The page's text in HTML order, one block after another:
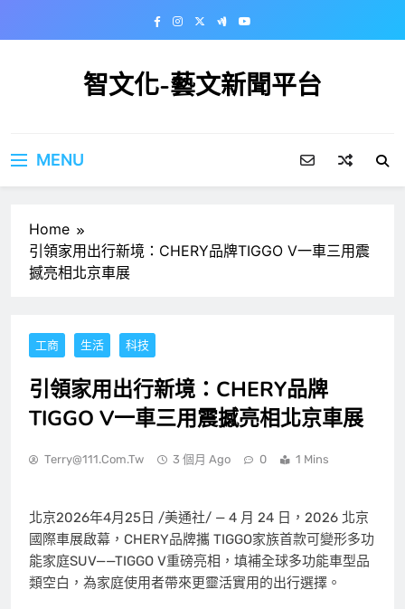
智文化-藝文新聞平台
MENU
Home
引領家用出行新境：CHERY品牌TIGGO V一車三用震
撼亮相北京車展
工商 生活 科技
引領家用出行新境：CHERY品牌
TIGGO V一車三用震撼亮相北京車展
Terry@111.com.tw 3 個月 Ago 0 1 Mins
北京2026年4月25日 /美通社/ — 4 月 24 日，2026 北京
國際車展啟幕，CHERY品牌攜 TIGGO家族首款可變形多功
能家庭SUV——TIGGO V重磅亮相，填補全球多功能車型品
類空白，為家庭使用者帶來更靈活實用的出行選擇。